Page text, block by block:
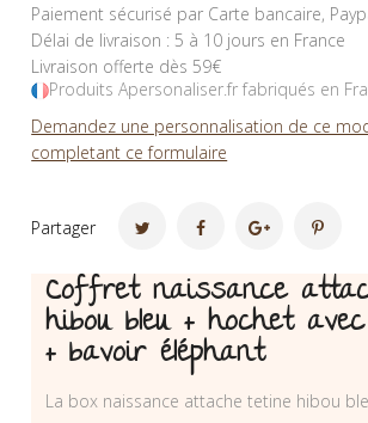
Paiement sécurisé par Carte bancaire,
Délai de livraison : 5 à 10 jours en France
Livraison offerte dès 59€
Produits Apersonaliser.fr fabriqués en
Demandez une personnalisation de ce
completant ce formulaire
Partager
Coffret naissance
hibou bleu + hochet
+ bavoir éléphant
La box naissance attache tetine hibou